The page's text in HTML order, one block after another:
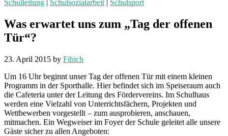
Schulleitung | Schulsozialarbeit | Schulsport
Was erwartet uns zum „Tag der offenen
Tür“?
23. April 2015 by Fibich
Um 16 Uhr beginnt unser Tag der offenen Tür mit einem kleinen
Programm in der Sporthalle. Hier befindet sich im Speiseraum auch
die Cafeteria unter der Leitung des Fördervereins. Im Schulhaus
werden eine Vielzahl von Unterrichtsfächern, Projekten und
Wettbewerben vorgestellt – zum ausprobieren, anschauen,
mitmachen. Ein Wegweiser im Foyer der Schule geleitet alle unsere
Gäste sicher zu allen Angeboten: